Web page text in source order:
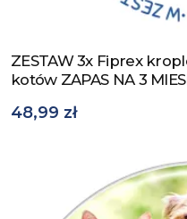
Zobacz produkt
ZESTAW 3x Fiprex
kotów ZAPAS NA 3
48,99 zł